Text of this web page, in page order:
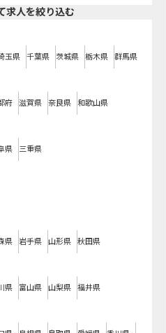
求人を絞り込む
玉県 千葉県 茨城県 栃木県 群馬県
府 滋賀県 奈良県 和歌山県
県 三重県
県 岩手県 山形県 秋田県
県 富山県 山梨県 福井県